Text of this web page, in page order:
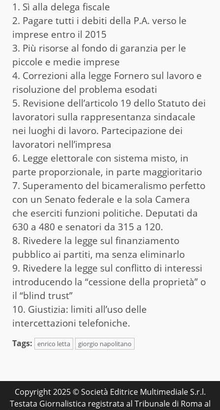
1. Sì alla delega fiscale
2. Pagare tutti i debiti della P.A. verso le
imprese entro il 2015
3. Più risorse al fondo di garanzia per le
piccole e medie imprese
4. Correzioni alla legge Fornero sul lavoro e
risoluzione del problema esodati
5. Revisione dell’articolo 19 dello Statuto dei
lavoratori sulla rappresentanza sindacale
nei luoghi di lavoro. Partecipazione dei
lavoratori nell’impresa
6. Legge elettorale con sistema misto, in
parte proporzionale, in parte maggioritario
7. Superamento del bicameralismo perfetto
con un Senato federale e la sola Camera
che eserciti funzioni politiche. Deputati da
630 a 480 e senatori da 315 a 120.
8. Rivedere la legge sul finanziamento
pubblico ai partiti, ma senza eliminarlo
9. Rivedere la legge sul conflitto di interessi
introducendo la “cessione della proprietà” o
il “blind trust”
10. Giustizia: limiti all’uso delle
intercettazioni telefoniche.
Tags: enrico letta giorgio napolitano
Copyright 2025 © Società Editrice Multimediale S.r.l.
Testata Giornalistica registrata al Tribunale di Roma al